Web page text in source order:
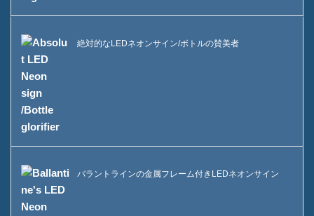
絶対的なLEDネオンサイン/ボトルの賛美者
バラントラインの金属フレーム付きLEDネオンサイン